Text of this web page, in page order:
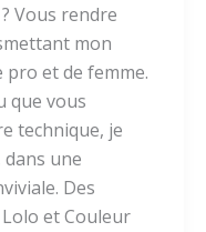
Vous rendre
mon
et de femme.
que vous
technique, je
une
Des
et Couleur